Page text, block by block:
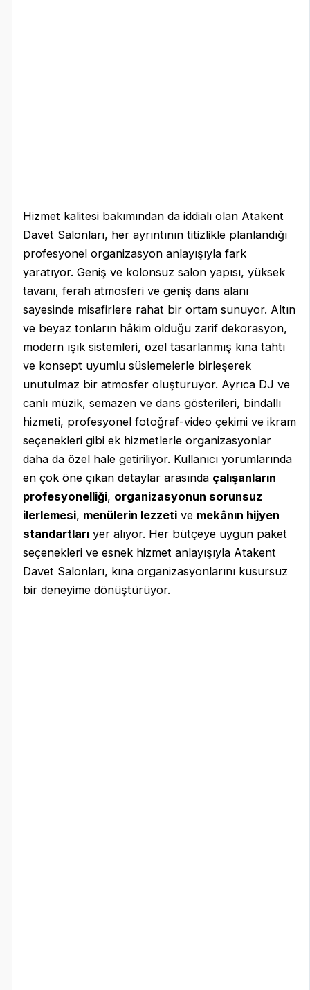
Hizmet kalitesi bakımından da iddialı olan Atakent
Davet Salonları, her ayrıntının titizlikle planlandığı
profesyonel organizasyon anlayışıyla fark
yaratıyor. Geniş ve kolonsuz salon yapısı, yüksek
tavanı, ferah atmosferi ve geniş dans alanı
sayesinde misafirlere rahat bir ortam sunuyor. Altın
ve beyaz tonların hâkim olduğu zarif dekorasyon,
modern ışık sistemleri, özel tasarlanmış kına tahtı
ve konsept uyumlu süslemelerle birleşerek
unutulmaz bir atmosfer oluşturuyor. Ayrıca DJ ve
canlı müzik, semazen ve dans gösterileri, bindallı
hizmeti, profesyonel fotoğraf-video çekimi ve ikram
seçenekleri gibi ek hizmetlerle organizasyonlar
daha da özel hale getiriliyor. Kullanıcı yorumlarında
en çok öne çıkan detaylar arasında çalışanların
profesyonelliği, organizasyonun sorunsuz
ilerlemesi, menülerin lezzeti ve mekânın hijyen
standartları yer alıyor. Her bütçeye uygun paket
seçenekleri ve esnek hizmet anlayışıyla Atakent
Davet Salonları, kına organizasyonlarını kusursuz
bir deneyime dönüştürüyor.